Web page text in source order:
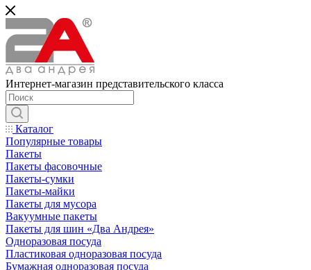
Интернет-магазин представительского класса
Каталог
Популярные товары
Пакеты
Пакеты фасовочные
Пакеты-сумки
Пакеты-майки
Пакеты для мусора
Вакуумные пакеты
Пакеты для шин «Два Андрея»
Одноразовая посуда
Пластиковая одноразовая посуда
Бумажная одноразовая посуда